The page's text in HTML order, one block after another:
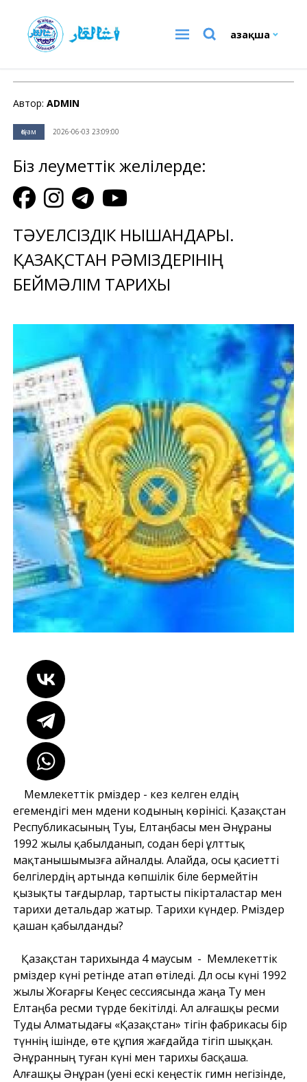
Қазақша
Автор: ADMIN
Қоғам 2026-06-03 23:09:00
Біз әлеуметтік желілерде:
ТӘУЕЛСІЗДІК НЫШАНДАРЫ.
ҚАЗАҚСТАН РӘМІЗДЕРІНІҢ
БЕЙМӘЛІМ ТАРИХЫ
Мемлекеттік рәміздер - кез келген елдің
егемендігі мен мәдени кодының көрінісі. Қазақстан
Республикасының Туы, Елтаңбасы мен Әнұраны
1992 жылы қабылданып, содан бері ұлттық
мақтанышымызға айналды. Алайда, осы қасиетті
белгілердің артында көпшілік біле бермейтін
қызықты тағдырлар, тартысты пікірталастар мен
тарихи детальдар жатыр. Тарихи күндер. Рәміздер
қашан қабылданды?
Қазақстан тарихында 4 маусым - Мемлекеттік
рәміздер күні ретінде атап өтіледі. Дәл осы күні 1992
жылы Жоғарғы Кеңес сессиясында жаңа Ту мен
Елтаңба ресми түрде бекітілді. Ал алғашқы ресми
Туды Алматыдағы «Қазақстан» тігін фабрикасы бір
түннің ішінде, өте құпия жағдайда тігіп шыққан.
Әнұранның туған күні мен тарихы басқаша.
Алғашқы Әнұран (әуені ескі кеңестік гимн негізінде,